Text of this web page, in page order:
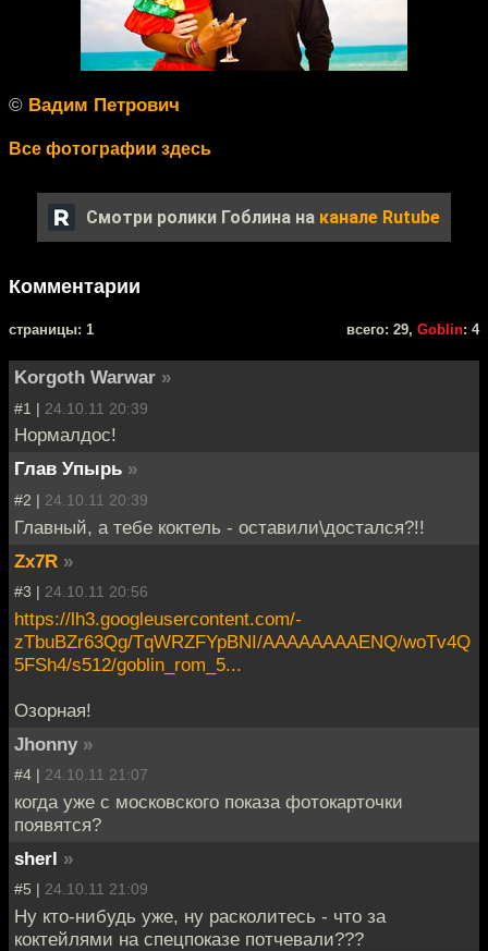
© Вадим Петрович
Все фотографии здесь
Смотри ролики Гоблина на канале Rutube
Комментарии
cтраницы: 1 всего: 29, Goblin: 4
Korgoth Warwar »
#1 | 24.10.11 20:39
Нормалдос!
Глав Упырь »
#2 | 24.10.11 20:39
Главный, а тебе коктель - оставили\достался?!!
Zx7R »
#3 | 24.10.11 20:56
https://lh3.googleusercontent.com/-
zTbuBZr63Qg/TqWRZFYpBNI/AAAAAAAAENQ/woTv4Q
5FSh4/s512/goblin_rom_5...
Озорная!
Jhonny »
#4 | 24.10.11 21:07
когда уже с московского показа фотокарточки
появятся?
sherl »
#5 | 24.10.11 21:09
Ну кто-нибудь уже, ну расколитесь - что за
коктейлями на спецпоказе потчевали???